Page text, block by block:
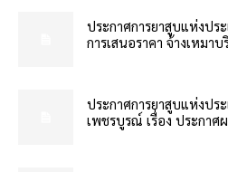
ประกาศการยาสูบแห่งปร
การเสนอราคา จ้างเหมา
ประกาศการยาสูบแห่งปร
เพชรบูรณ์ เรื่อง ประกาศ